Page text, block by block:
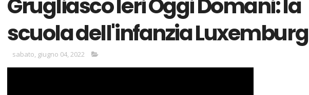
Grugliasco Ieri Oggi Domani: la
scuola dell'infanzia Luxemburg
sabato, giugno 04, 2022